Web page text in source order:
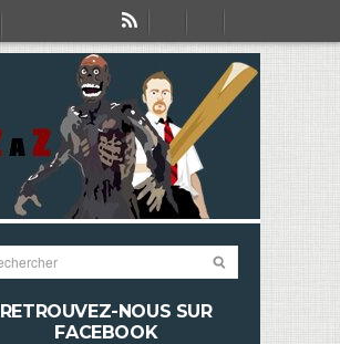
RETROUVEZ-NOUS SUR
FACEBOOK